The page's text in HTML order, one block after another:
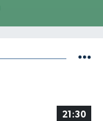
21:30